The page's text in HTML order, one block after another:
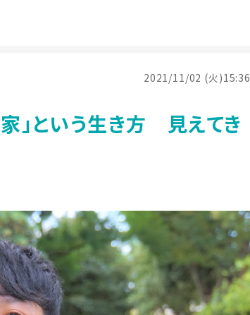
2021/11/02 (火)15:36
」という生き方 見えてき